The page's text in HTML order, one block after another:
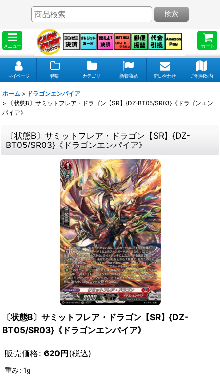
メニュー カート
検索
マイページ 特集 カテゴリ 新着商品 問い合わせ ご利用案内
ホーム > ドラゴンエンパイア
>
〔状態B〕サミットフレア・ドラゴン【SR】{DZ-BT05/SR03}《ドラゴンエン
パイア》
〔状態B〕サミットフレア・ドラゴン【SR】{DZ-
BT05/SR03}《ドラゴンエンパイア》
〔状態B〕サミットフレア・ドラゴン【SR】{DZ-
BT05/SR03}《ドラゴンエンパイア》
販売価格: 620円(税込)
重み: 1g